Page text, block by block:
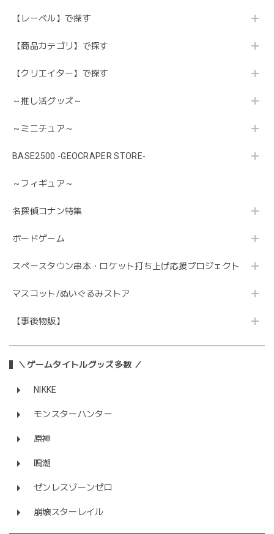
【レーベル】で探す
【商品カテゴリ】で探す
【クリエイター】で探す
～推し活グッズ～
～ミニチュア～
BASE2500 -GEOCRAPER STORE-
～フィギュア～
名探偵コナン特集
ボードゲーム
スペースタウン串本・ロケット打ち上げ応援プロジェクト
マスコット/ぬいぐるみストア
【事後物販】
＼ゲームタイトルグッズ多数 ／
NIKKE
モンスターハンター
原神
鳴潮
ゼンレスゾーンゼロ
崩壊スターレイル